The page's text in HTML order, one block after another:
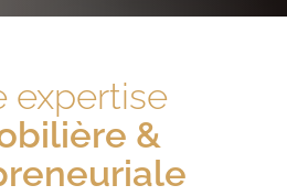
expertise
&